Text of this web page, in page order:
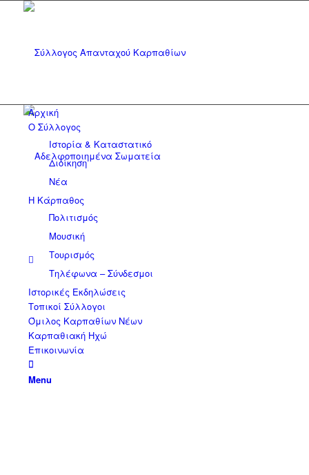
Αρχική
Ο Σύλλογος
Ιστορία & Καταστατικό
Διοίκηση
Νέα
Η Κάρπαθος
Πολιτισμός
Μουσική
Τουρισμός
Τηλέφωνα – Σύνδεσμοι
Ιστορικές Εκδηλώσεις
Τοπικοί Σύλλογοι
Όμιλος Καρπαθίων Νέων
Καρπαθιακή Ηχώ
Επικοινωνία
Menu